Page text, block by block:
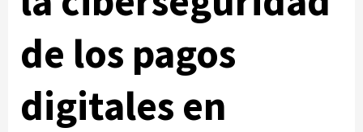
de los pagos
digitales en